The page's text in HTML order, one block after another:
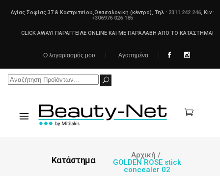
Αγίας Σοφίας 37 & Καστριτσίου,Θεσσαλονίκη (κέντρο), Τηλ.: 2311 242 246, Κιν.:
+306976 026 185
CLICK AWAY! ΠΑΡΑΓΓΕΙΛΕ ONLINE ΚΑΙ ΜΕ ΠΑΡΑΛΑΒΗ ΑΠΟ ΤΟ ΚΑΤΑΣΤΗΜΑ!
Ο λογαριασμός μου Αγαπημένα
Search
Κατάστημα Αρχική /
GOLDEN ROSE stick
concealer 02